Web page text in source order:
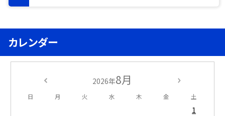
カレンダー
2026年8月
日 月 火 水 木 金 土
1